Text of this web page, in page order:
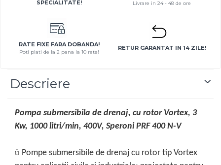
Ventilatoare pentru baie
Ventilatoare pentru tubulatura
Recuperatoare de caldura
Instalatii de apa si canalizare
Canalizare interioara
SPECIALITATE!
Livrare in 24 - 48 de ore
RATE FIXE FARA DOBANDA!
Poti plati de la 2 pana la 10 rate!
RETUR GARANTAT IN 14 ZILE!
Descriere
Pompa submersibila de drenaj, cu rotor Vortex, 3
Kw, 1000 litri/min, 400V, Speroni PRF 400 N-V
ü Pompe submersibile de drenaj cu rotor tip Vortex